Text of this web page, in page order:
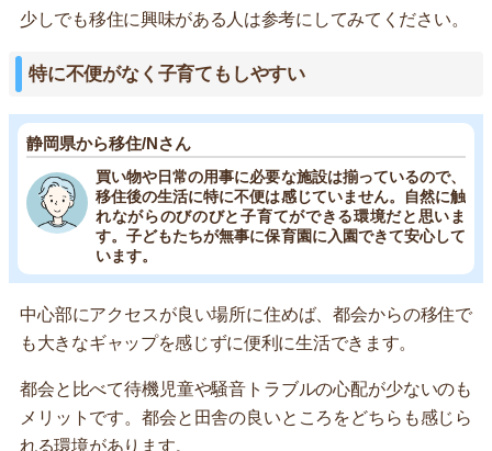
少しでも移住に興味がある人は参考にしてみてください。
特に不便がなく子育てもしやすい
静岡県から移住/Nさん
買い物や日常の用事に必要な施設は揃っているので、
移住後の生活に特に不便は感じていません。自然に触
れながらのびのびと子育てができる環境だと思いま
す。子どもたちが無事に保育園に入園できて安心して
います。
中心部にアクセスが良い場所に住めば、都会からの移住で
も大きなギャップを感じずに便利に生活できます。
都会と比べて待機児童や騒音トラブルの心配が少ないのも
メリットです。都会と田舎の良いところをどちらも感じら
れる環境があります。